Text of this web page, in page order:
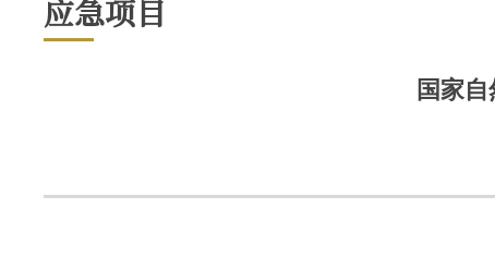
应急项目
国家